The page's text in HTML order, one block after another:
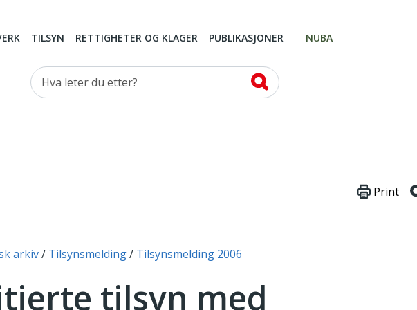
TILSYN RETTIGHETER OG KLAGER PUBLIKASJONER NUBA
Hva leter du etter?
arkiv Tilsynsmelding Tilsynsmelding 2006
Print
tilsyn med